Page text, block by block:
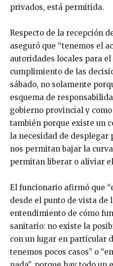
privados, está permitida.
Respecto de la recepción
aseguró que “tenemos el
autoridades locales para
cumplimiento de las
sábado, no solamente
esquema de
gobierno provincial y
también porque existe un
la necesidad de desplegar
nos permitan bajar la
permitan liberar o aliviar
El funcionario afirmó que
desde el punto de vista de
entendimiento de cómo
sanitario: no existe la
con un lugar en particular
tenemos pocos casos” o